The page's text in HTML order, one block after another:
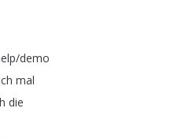
/demo
mal
die